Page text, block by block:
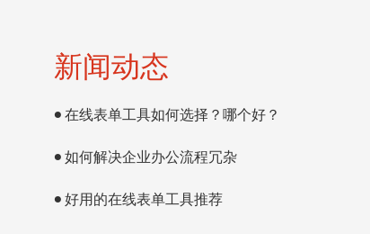
新闻动态
在线表单工具如何选择？哪个好？
如何解决企业办公流程冗杂
好用的在线表单工具推荐